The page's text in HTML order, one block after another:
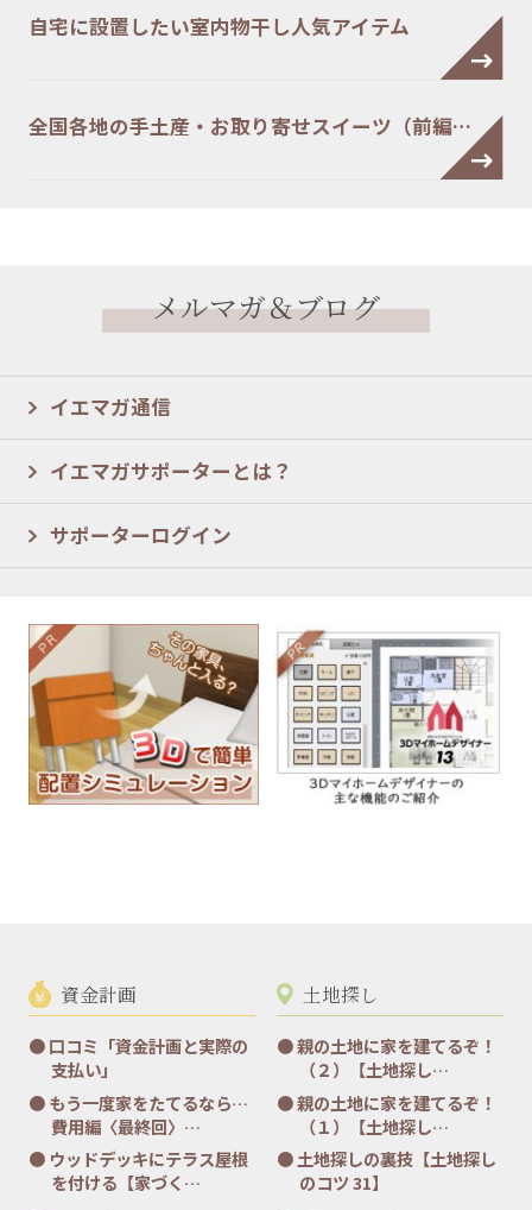
自宅に設置したい室内物干し人気アイテム
全国各地の手土産・お取り寄せスイーツ（前編…
メルマガ＆ブログ
イエマガ通信
イエマガサポーターとは？
サポーターログイン
資金計画
口コミ「資金計画と実際の
支払い」
もう一度家をたてるなら…
費用編〈最終回〉…
ウッドデッキにテラス屋根
を付ける【家づく…
土地探し
親の土地に家を建てるぞ！
（２）【土地探し…
親の土地に家を建てるぞ！
（１）【土地探し…
土地探しの裏技【土地探し
のコツ 31】